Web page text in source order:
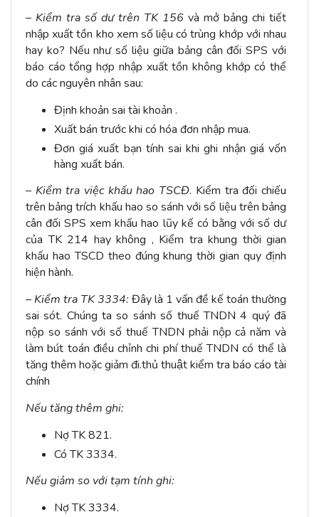
– Kiểm tra số dư trên TK 156 và mở bảng chi tiết
nhập xuất tồn kho xem số liệu có trùng khớp với nhau
hay ko? Nếu như số liệu giữa bảng cân đối SPS với
báo cáo tổng hợp nhập xuất tồn không khớp có thể
do các nguyên nhân sau:
Định khoản sai tài khoản .
Xuất bán trước khi có hóa đơn nhập mua.
Đơn giá xuất bạn tính sai khi ghi nhận giá vốn
hàng xuất bán.
– Kiểm tra việc khấu hao TSCĐ. Kiểm tra đối chiếu
trên bảng trích khấu hao so sánh với số liệu trên bảng
cân đối SPS xem khấu hao lũy kế có bằng với số dư
của TK 214 hay không , Kiểm tra khung thời gian
khấu hao TSCD theo đúng khung thời gian quy định
hiện hành.
– Kiểm tra TK 3334: Đây là 1 vấn đề kế toán thường
sai sót. Chúng ta so sánh số thuế TNDN 4 quý đã
nộp so sánh với số thuế TNDN phải nộp cả năm và
làm bút toán điều chỉnh chi phí thuế TNDN có thể là
tăng thêm hoặc giảm đi.thủ thuật kiểm tra báo cáo tài
chính
Nếu tăng thêm ghi:
Nợ TK 821.
Có TK 3334.
Nếu giảm so với tạm tính ghi:
Nợ TK 3334.